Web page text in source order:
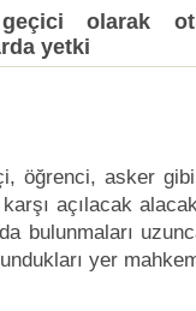
olarak
yetki
öğrenci, asker
açılacak
bulunmaları
yer